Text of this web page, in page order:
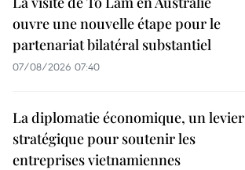
ouvre une nouvelle étape pour le
partenariat bilatéral substantiel
07/08/2026 07:40
La diplomatie économique, un levier
stratégique pour soutenir les
entreprises vietnamiennes